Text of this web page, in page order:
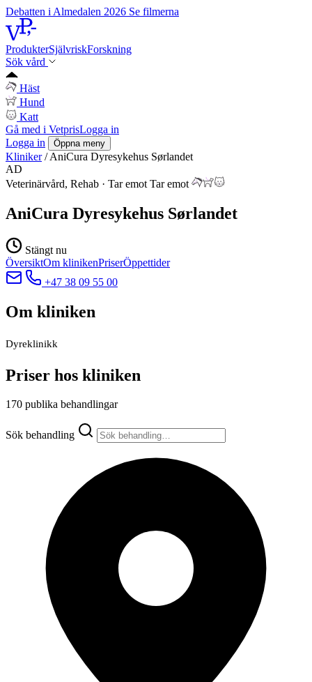
Debatten i Almedalen 2026 Se filmerna
ProdukterSjälvriskForskning
Sök vård
Häst
Hund
Katt
Gå med i VetprisLogga in
Logga in
Öppna meny
Kliniker / AniCura Dyresykehus Sørlandet
AD
Veterinärvård, Rehab · Tar emot Tar emot
AniCura Dyresykehus Sørlandet
Stängt nu
ÖversiktOm klinikenPriserÖppettider
+47 38 09 55 00
Om kliniken
Dyreklinikk
Priser hos kliniken
170 publika behandlingar
Sök behandling